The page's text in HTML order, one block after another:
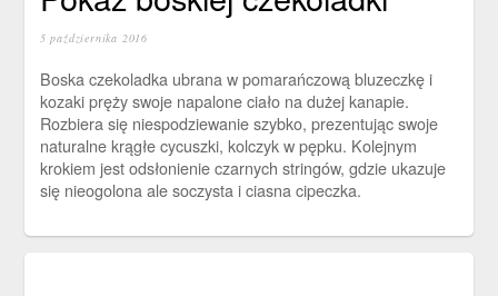
5 października 2016
Boska czekoladka ubrana w pomarańczową bluzeczkę i
kozaki pręży swoje napalone ciało na dużej kanapie.
Rozbiera się niespodziewanie szybko, prezentując swoje
naturalne krągłe cycuszki, kolczyk w pępku. Kolejnym
krokiem jest odsłonienie czarnych stringów, gdzie ukazuje
się nieogolona ale soczysta i ciasna cipeczka.